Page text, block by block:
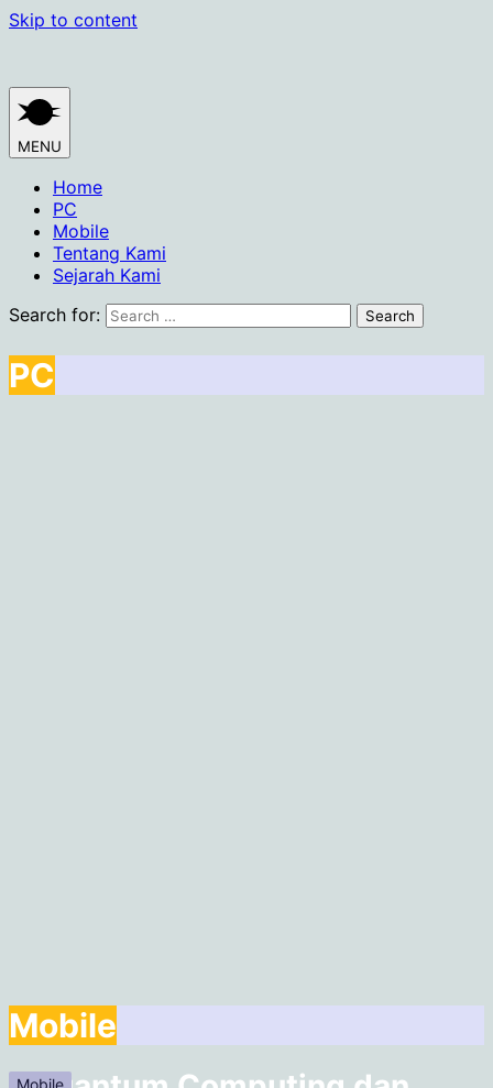
Skip to content
MENU
Home
PC
Mobile
Tentang Kami
Sejarah Kami
Search for:
PC
PC
Mobile
Mobile